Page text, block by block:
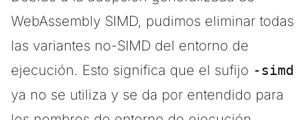
WebAssembly SIMD, pudimos eliminar todas
las variantes no-SIMD del entorno de
ejecución. Esto significa que el sufijo -simd
ya no se utiliza y se da por entendido para